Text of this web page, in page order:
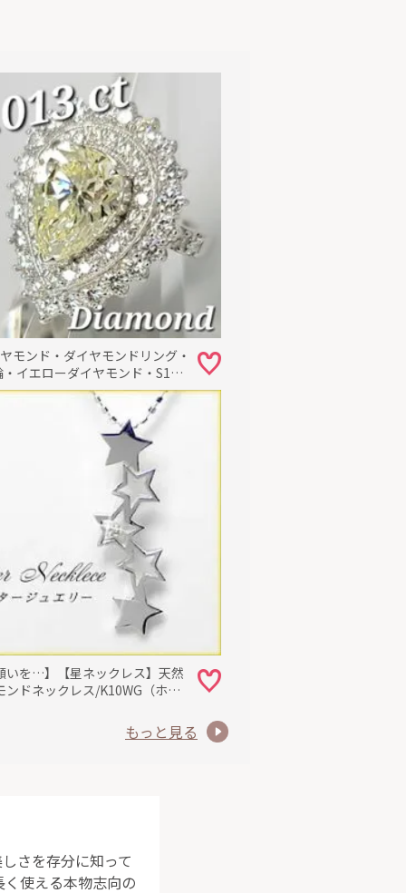
モンド・ダイヤモンドリング・
イエローダイヤモンド・S1ク
生産品
いを…】【星ネックレス】天然
ンドネックレス/K10WG（ホワ
もっと見る
さを存分に知って
使える本物志向の